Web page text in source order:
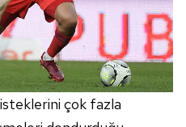
çok fazla